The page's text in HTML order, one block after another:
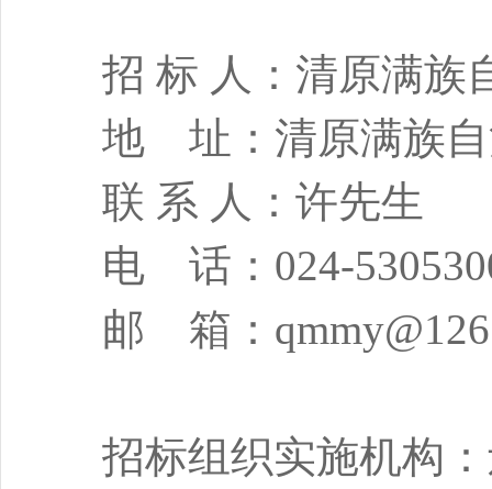
招 标 人：清原满族
地 址：清原满族自
联 系 人：许先生
电 话： 024-
邮 箱：
招标组织实施机构